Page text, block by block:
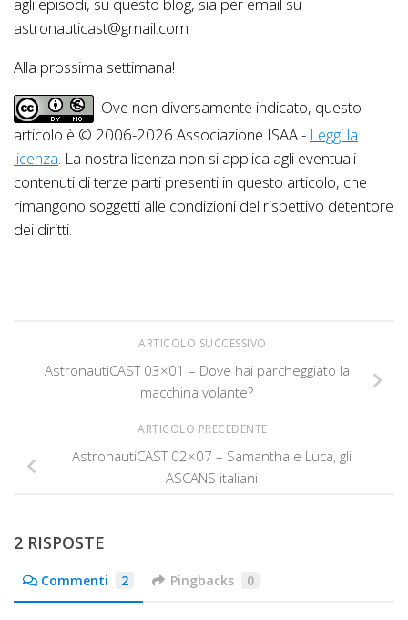
agli episodi, su questo blog, sia per email su
astronauticast@gmail.com
Alla prossima settimana!
Ove non diversamente indicato, questo
articolo è © 2006-2026 Associazione ISAA - Leggi la
licenza . La nostra licenza non si applica agli eventuali
contenuti di terze parti presenti in questo articolo, che
rimangono soggetti alle condizioni del rispettivo detentore
dei diritti.
ARTICOLO SUCCESSIVO
AstronautiCAST 03×01 – Dove hai parcheggiato la
macchina volante?
ARTICOLO PRECEDENTE
AstronautiCAST 02×07 – Samantha e Luca, gli
ASCANS italiani
2 RISPOSTE
Commenti 2 Pingbacks 0